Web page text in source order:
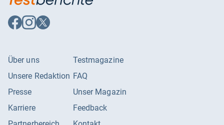
Auf
Facebook
Auf
Instagram
Auf
X
Über uns
Unsere Redaktion
Presse
Karriere
Testmagazine
FAQ
Unser Magazin
Feedback